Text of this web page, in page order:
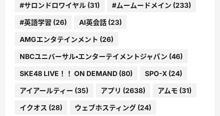
#サロンドロワイヤル (31) #ムームードメイン (233)
#英語学習 (26) AI英会話 (23)
AMGエンタテインメント (26)
NBCユニバーサル・エンターテイメントジャパン (46)
SKE48 LIVE！！ ON DEMAND (80) SPO-X (24)
アイアールティー (35) アプリ (2638) アムモ (31)
イクオス (28) ウェブホスティング (24)